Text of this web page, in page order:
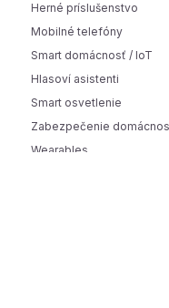
Herné príslušenstvo
Mobilné telefóny
Smart domácnosť / IoT
Hlasoví asistenti
Smart osvetlenie
Zabezpečenie
Wearables